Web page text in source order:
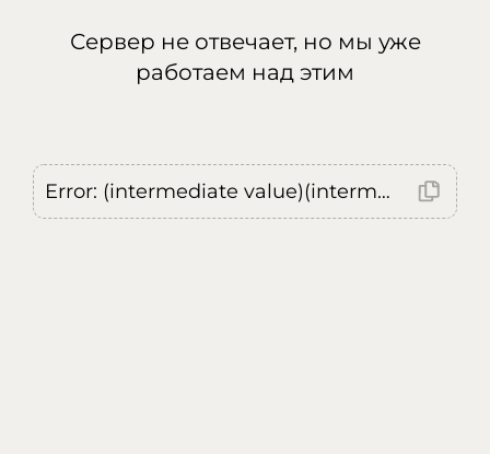
Сервер не отвечает, но мы уже
работаем над этим
Error: (intermediate value)(intermediate value)(intermediate value).replaceAll is not a function